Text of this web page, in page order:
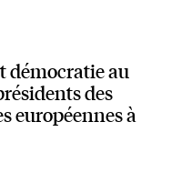
démocratie au
des
européennes à